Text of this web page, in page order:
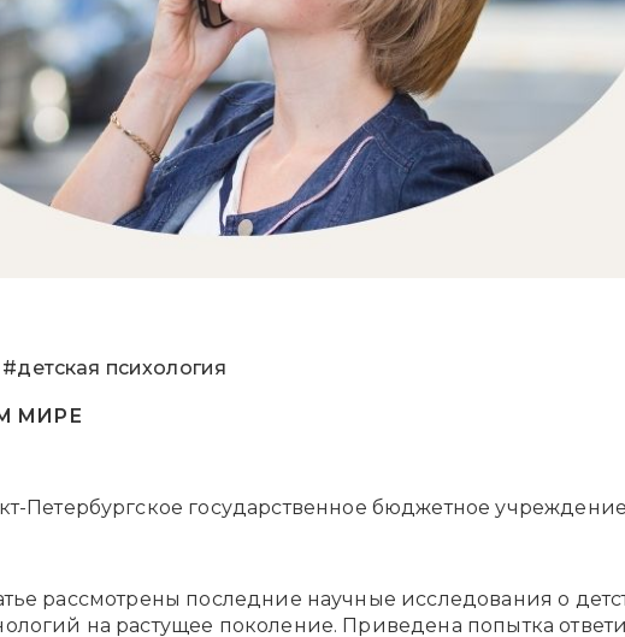
#детская психология
МИРЕ
Петербургское государственное бюджетное
рассмотрены последние научные исследования о
на растущее поколение. Приведена попытка